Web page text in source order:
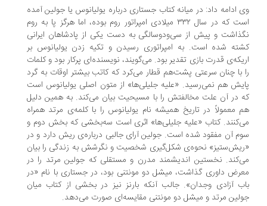
ادامه داد: در میانه کتاب جستاری درباره یولیانوس یا جولین آمده
است که در سال ۳۳۲ میلادی امپراتور روم بوده، اما هرگز پا به روم
و پیش از سی‌ودوسالگی به دست یکی از پادشاهان ایرانی
شده است. به امپراتوری رسیدن و تکیه زدن یولیانوس بر
قدرت بازی تقدیر بود. می‌گویند، نویسنده‌ای پرکار بود و کلمات
با چنان سرعتی پشت‌هم قطار می‌کرد که کاتب بیشتر اوقات به گرد
هم نمی‌رسید. «علیه جلیلی‌ها» از متون اصلی یولیانوس است
در آن علت مخالفتش را با مسیحیت بیان می‌کند. به همین دلیل
معمولاً در تاریخ همیشه نام یولیانوس را با کلمه‌ی مرتد همراه
کتاب «علیه جلیلی‌ها» اثری است سه‌بخشی که بخش دوم و
آن مفقود شده است. جولین آرای جالبی درباره‌ی ریش دارد و در
نحوه‌ی شکل‌گیری شخصیت و نگرشش به زندگی را بیان
نخستین اندیشمند مدرن و مستقلی که جولین مرتد را در
داوری گذاشت، میشل دو مونتنی بود، در جستاری با نام «در
آزادی وجدان». جالب آنکه بارنز نیز در بخشی از کتاب میان
مرتد و میشل دو مونتنی مقایسه‌ای صورت می‌دهد.